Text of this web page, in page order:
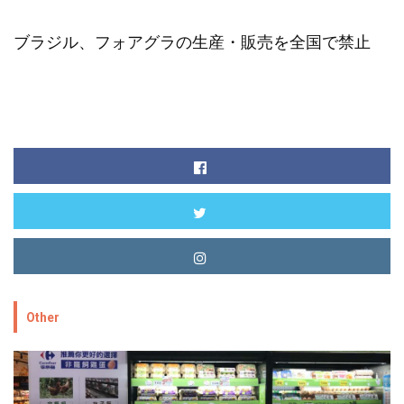
ブラジル、フォアグラの生産・販売を全国で禁止
Other